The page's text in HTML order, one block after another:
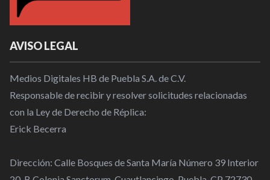
AVISO LEGAL
Medios Digitales HB de Puebla S.A. de C.V.
Responsable de recibir y resolver solicitudes relacionadas
con la Ley de Derecho de Réplica:
Erick Becerra
Dirección: Calle Bosques de Santa María Número 39 Interior